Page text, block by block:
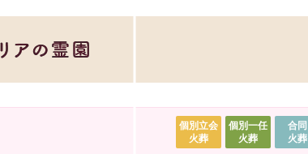
個別立会
火葬
個別一任
火葬
合同
火葬